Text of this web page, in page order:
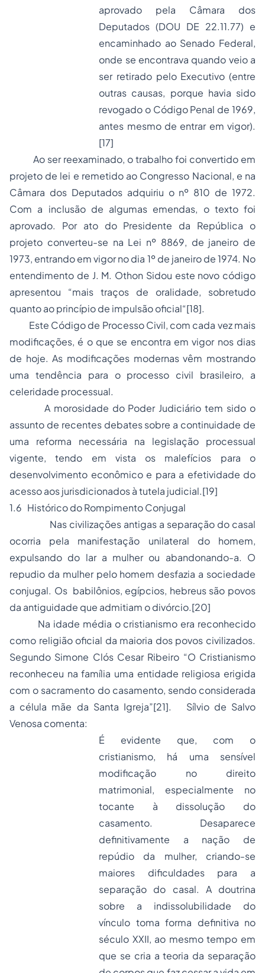
aprovado pela Câmara dos
Deputados (DOU DE 22.11.77) e
encaminhado ao Senado Federal,
onde se encontrava quando veio a
ser retirado pelo Executivo (entre
outras causas, porque havia sido
revogado o Código Penal de 1969,
antes mesmo de entrar em vigor).
[17]
Ao ser reexaminado, o trabalho foi convertido em
projeto de lei e remetido ao Congresso Nacional, e na
Câmara dos Deputados adquiriu o nº 810 de 1972.
Com a inclusão de algumas emendas, o texto foi
aprovado. Por ato do Presidente da República o
projeto converteu-se na Lei nº 8869, de janeiro de
1973, entrando em vigor no dia 1º de janeiro de 1974. No
entendimento de J. M. Othon Sidou este novo código
apresentou “mais traços de oralidade, sobretudo
quanto ao princípio de impulsão oficial“[18].
Este Código de Processo Civil, com cada vez mais
modificações, é o que se encontra em vigor nos dias
de hoje. As modificações modernas vêm mostrando
uma tendência para o processo civil brasileiro, a
celeridade processual.
A morosidade do Poder Judiciário tem sido o
assunto de recentes debates sobre a continuidade de
uma reforma necessária na legislação processual
vigente, tendo em vista os malefícios para o
desenvolvimento econômico e para a efetividade do
acesso aos jurisdicionados à tutela judicial.[19]
1.6 Histórico do Rompimento Conjugal
Nas civilizações antigas a separação do casal
ocorria pela manifestação unilateral do homem,
expulsando do lar a mulher ou abandonando-a. O
repudio da mulher pelo homem desfazia a sociedade
conjugal. Os babilônios, egípcios, hebreus são povos
da antiguidade que admitiam o divórcio.[20]
Na idade média o cristianismo era reconhecido
como religiãooficial da maioria dos povos civilizados.
Segundo Simone Clós Cesar Ribeiro “O Cristianismo
reconheceu na família uma entidade religiosa erigida
com o sacramento do casamento, sendo considerada
a célula mãe da Santa Igreja”[21]. Sílvio de Salvo
Venosa comenta:
É evidente que, com o
cristianismo, há uma sensível
modificação no direito
matrimonial, especialmente no
tocante à dissolução do
casamento. Desaparece
definitivamente a nação de
repúdio da mulher, criando-se
maiores dificuldades para a
separação do casal. A doutrina
sobre a indissolubilidade do
vínculo toma forma definitiva no
século XXII, ao mesmo tempo em
que se cria a teoria da separação